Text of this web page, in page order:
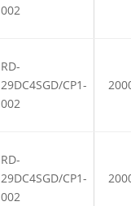
002
RD-
29DC4SGD/CP1-
002
RD-
29DC4SGD/CP1-
002